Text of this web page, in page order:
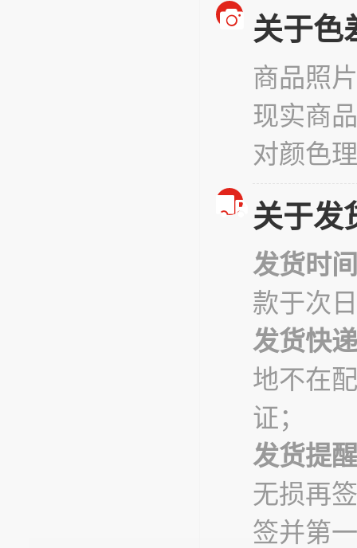
关于色
商品照
现实商
对颜色
关于发
发货时间
款于次
发货快递
地不在
证；
发货提醒
无损再
签并第